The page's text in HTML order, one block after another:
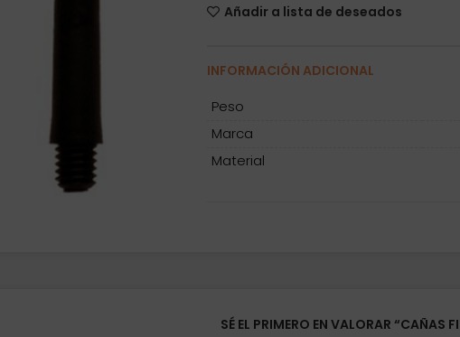
Añadir a lista de deseados
INFORMACIÓN ADICIONAL
Peso
Marca
Material
SÉ EL PRIMERO EN VALORAR “CAÑAS